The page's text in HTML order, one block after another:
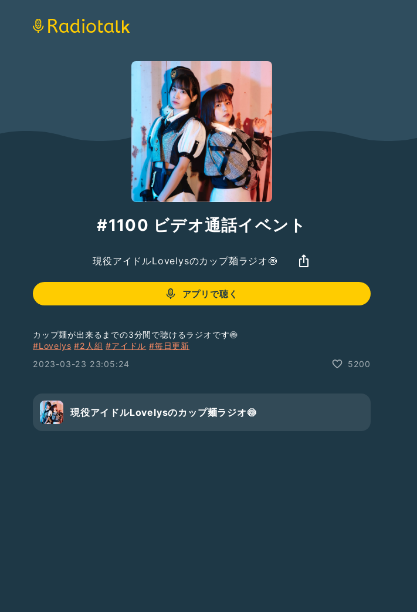
#1100 ビデオ通話イベント
現役アイドルLovelysのカップ麺ラジオ🍥
アプリで聴く
カップ麺が出来るまでの3分間で聴けるラジオです🍥
#Lovelys #2人組 #アイドル #毎日更新
2023-03-23 23:05:24
5200
現役アイドルLovelysのカップ麺ラジオ🍥